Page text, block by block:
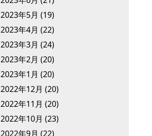
2023年5月 (19)
2023年4月 (22)
2023年3月 (24)
2023年2月 (20)
2023年1月 (20)
2022年12月 (20)
2022年11月 (20)
2022年10月 (23)
2022年9月 (22)